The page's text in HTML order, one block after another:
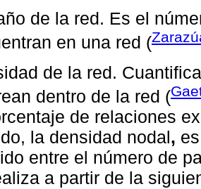
de la red. Es el
en una red (
de la red.
dentro de la red (
de relaciones
la densidad nodal,
entre el número de
a partir de la